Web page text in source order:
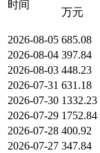
时间
万元
2026-08-05 685.08
2026-08-04 397.84
2026-08-03 448.23
2026-07-31 631.18
2026-07-30 1332.23
2026-07-29 1752.84
2026-07-28 400.92
2026-07-27 347.84